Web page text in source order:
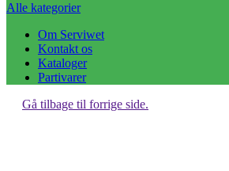
Alle kategorier
Om Serviwet
Kontakt os
Kataloger
Partivarer
Gå tilbage til forrige side.